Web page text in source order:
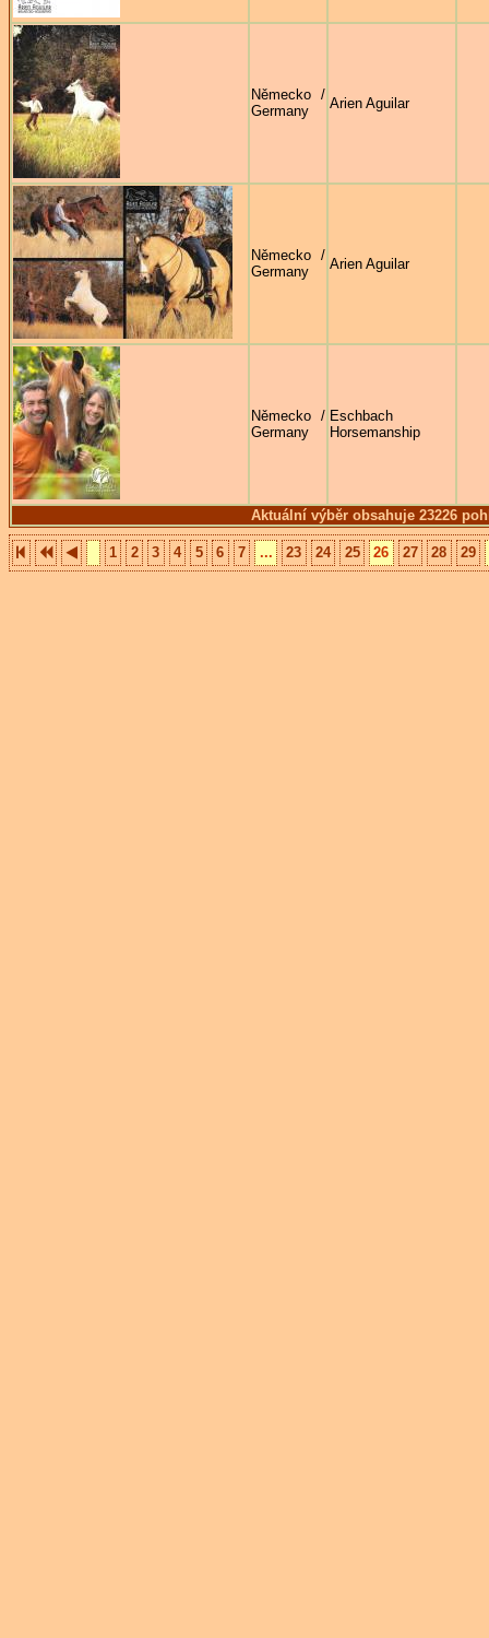
Aktuální výběr obsahuje 23226
Německo /
Germany
Arien Aguilar
Německo /
Germany
Arien Aguilar
Německo /
Germany
Eschbach
Horsemanship
1 2 3 4 5 6 7 ... 23 24 25 26 27 28 29